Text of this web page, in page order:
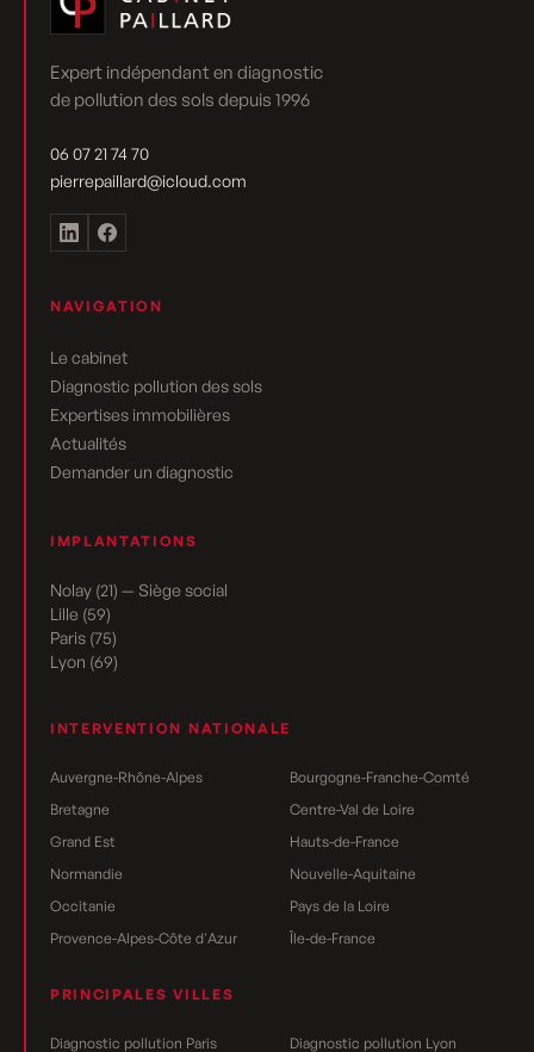
Expert indépendant en diagnostic
de pollution des sols depuis 1996
06 07 21 74 70
pierrepaillard@icloud.com
NAVIGATION
Le cabinet
Diagnostic pollution des sols
Expertises immobilières
Actualités
Demander un diagnostic
IMPLANTATIONS
Nolay (21) — Siège social
Lille (59)
Paris (75)
Lyon (69)
INTERVENTION NATIONALE
Auvergne-Rhône-Alpes
Bourgogne-Franche-Comté
Bretagne
Centre-Val de Loire
Grand Est
Hauts-de-France
Normandie
Nouvelle-Aquitaine
Occitanie
Pays de la Loire
Provence-Alpes-Côte d'Azur
Île-de-France
PRINCIPALES VILLES
Diagnostic pollution Paris Diagnostic pollution Lyon